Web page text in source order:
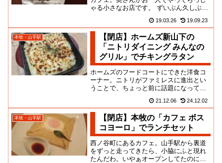
ゃる小さなお店です。 ずいぶん久しぶり
変わらずですね。 静かに落...
19.03.26 19.09.23
本牧・山手駅
【閉店】ホームズ新山下の
「ニトリダイニング みんなの
グリル」でチキングラタン
ホームズのフードコートにできた洋食コ
ーナー。ニトリがファミレスに進出とい
うことで、ちょっと前に話題になってま
ホーム＆キッチンの商品棚がじ...
21.12.06 24.12.02
本牧・山手駅
【閉店】本牧の「カフェ ボス
コヨーロ」でランチセット
西ノ谷町にあるカフェ。山手駅から裏道
をずっと走ってきたら、小脇にふと現れ
たんだわ。いやぁオープンしてたのに気